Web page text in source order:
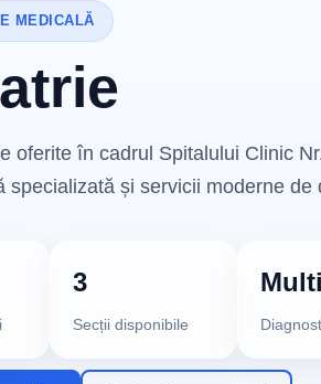
MEDICALĂ
oferite în cadrul Spitalului Clinic
specializată și servicii moderne de
3
Secții disponibile